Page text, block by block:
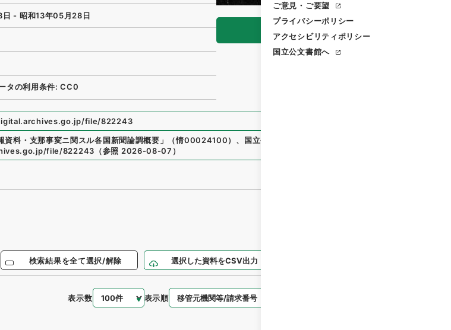
ご意見・ご要望
プライバシーポリシー
アクセシビリティポリシー
国立公文書館へ
日 - 昭和13年05月28日
タの利用条件: CC0
file/822243
資料・支那事変ニ関スル各国新聞論調概要 」 （情00024100） 、 国立公文書館デジタルアーカイブ
file/822243 （参照 2026-08-07 ）
検索結果を全て選択/解除 選択した資料をCSV出力
表示数 表示順